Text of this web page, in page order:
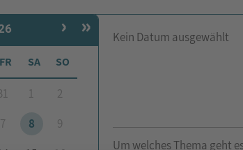
› »
FR SA SO
1
2
7 8
9
Kein Datum ausgewählt
Um welches Thema geht